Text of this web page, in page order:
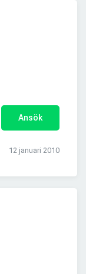
Ansök
12 januari 2010